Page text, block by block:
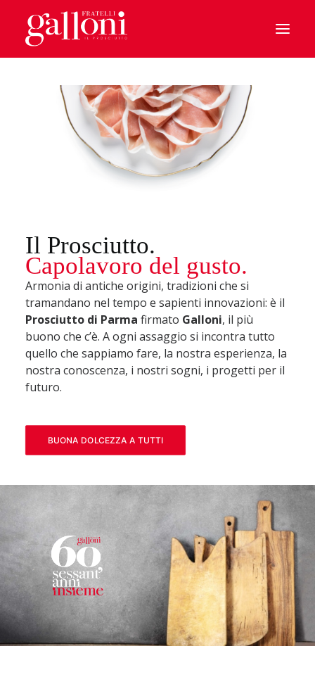
HOME
IL PROSCIUTTO
CHI SIAMO
BENVENUTI A CASA
LE SPECIALITA’
SOSTENIBILITA’
I MONDI GALLONI
NEWS & PRESS
CONTATTI
ENGLISH
Il Prosciutto.
Capolavoro del gusto.
Armonia di antiche origini, tradizioni che si
tramandano nel tempo e sapienti innovazioni: è il
Prosciutto di Parma firmato Galloni, il più
buono che c’è. A ogni assaggio si incontra tutto
quello che sappiamo fare, la nostra esperienza, la
nostra conoscenza, i nostri sogni, i progetti per il
futuro.
BUONA DOLCEZZA A TUTTI